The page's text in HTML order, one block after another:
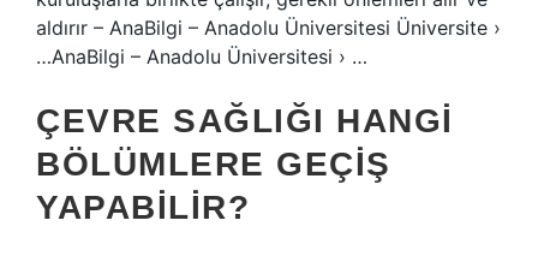
aldırır – AnaBilgi – Anadolu Üniversitesi Üniversite ›
…AnaBilgi – Anadolu Üniversitesi › …
ÇEVRE SAĞLIĞI HANGI
BÖLÜMLERE GEÇIŞ
YAPABILIR?